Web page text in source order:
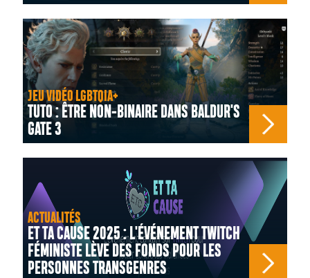
JEU VIDÉO LGBTQIA+
TUTO : ÊTRE NON-BINAIRE DANS BALDUR'S
GATE 3
ACTUALITÉS
ET TA CAUSE 2025 : L'ÉVÉNEMENT TWITCH
FÉMINISTE LÈVE DES FONDS POUR LES
PERSONNES TRANSGENRES